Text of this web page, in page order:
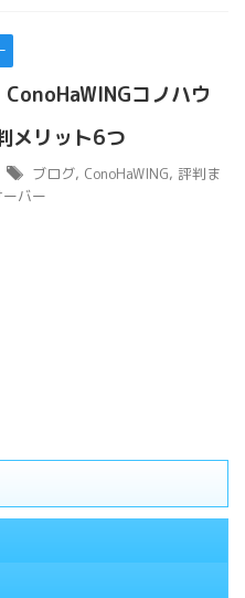
ConoHaWINGコノハウ
メリット6つ
ブログ, ConoHaWING, 評判ま
バー